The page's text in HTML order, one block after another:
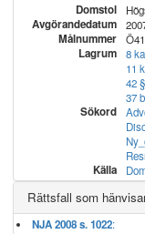
Domstol
Avgörandedatum
Målnummer
Lagrum 8
11
42 §
37
Sökord
Källa
Rättsfall som
NJA 2008 s. 1022: